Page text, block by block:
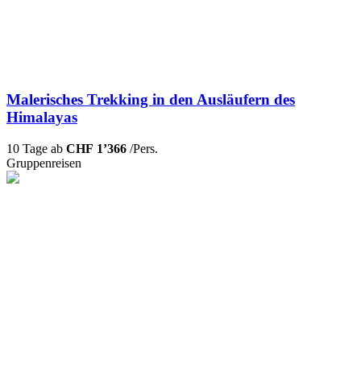
Malerisches Trekking in den Ausläufern des
Himalayas
10 Tage ab CHF 1’366 /Pers.
Gruppenreisen